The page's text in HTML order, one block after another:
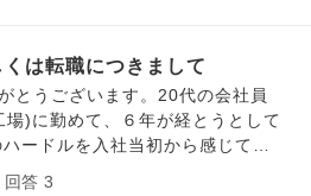
売却するかもしれません。最終的
せん。 それでも今の職場の現状
めて、自分の経験が生かせるとこ
ます。 理想は次の会社が見つか
退職の意思をして、体調を整えな
丁寧に教えてくれるわけでもな
トで調べて。と、ただそれだけ
業務を覚えてきました。私の性格
が欲しい』などの意見が言うこと
手くいかないことも重々承知です
は転職につきまして
とうございます。20代の会社員
)に勤めて、６年が経とうとして
ードルを入社当初から感じてお
スピード感を求められる仕事で
回答 3